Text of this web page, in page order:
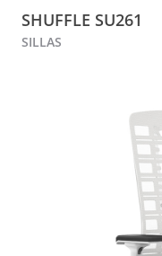
SHUFFLE SU261
SILLAS